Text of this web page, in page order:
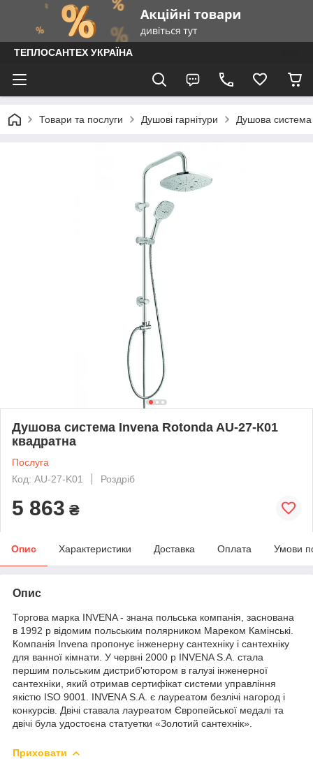
ТЕПЛОСАНТЕХ УКРАЇНА
Товари та послуги Душові гарнітури Душова
Душова система Invena Rotonda AU-27-К01
квадратна
Послуга
Код: AU-27-K01
Роздріб
5 863 ₴
Опис Характеристики Доставка Оплата Умови
Опис
Торгова марка INVENA - знана польська компанія, заснована
в 1992 р відомим польським полярником Мареком Камінські.
Компанія Invena пропонує інженерну сантехніку і сантехніку
для ванної кімнати. У червні 2000 р INVENA S.A. стала
першим польським дистриб'ютором в галузі інженерної
сантехніки, який отримав сертифікат системи управління
якістю ISO 9001. INVENA S.A. є лауреатом безлічі нагород і
конкурсів. Двічі ставала лауреатом Європейської медалі та
двічі була удостоєна статуетки «Золотий сантехнік».
Приховати